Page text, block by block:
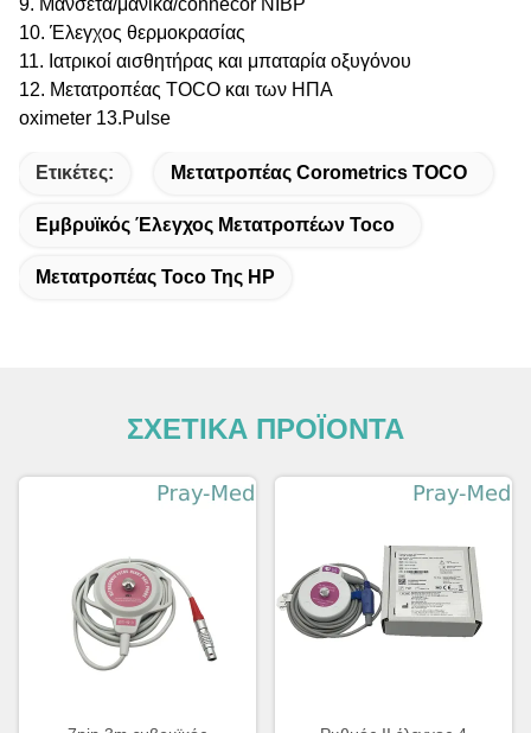
9. Μανσέτα/μάνικα/connecor NIBP
10. Έλεγχος θερμοκρασίας
11. Ιατρικοί αισθητήρας και μπαταρία οξυγόνου
12. Μετατροπέας TOCO και των ΗΠΑ
oximeter 13.Pulse
Ετικέτες: Μετατροπέας Corometrics TOCO
Εμβρυϊκός Έλεγχος Μετατροπέων Toco
Μετατροπέας Toco Της HP
ΣΧΕΤΙΚΑ ΠΡΟΪΟΝΤΑ